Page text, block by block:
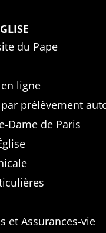
du Pape
ligne
prélèvement
Dame de Paris
et Assurances-vie